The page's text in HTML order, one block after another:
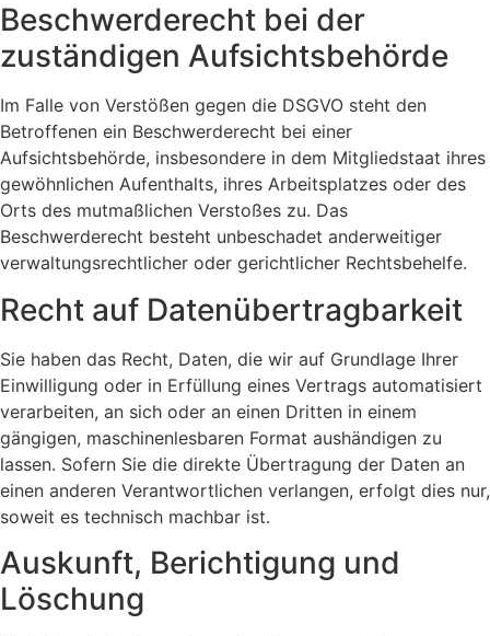
Beschwerde­recht bei der
zuständigen Aufsichts­behörde
Im Falle von Verstößen gegen die DSGVO steht den
Betroffenen ein Beschwerderecht bei einer
Aufsichtsbehörde, insbesondere in dem Mitgliedstaat ihres
gewöhnlichen Aufenthalts, ihres Arbeitsplatzes oder des
Orts des mutmaßlichen Verstoßes zu. Das
Beschwerderecht besteht unbeschadet anderweitiger
verwaltungsrechtlicher oder gerichtlicher Rechtsbehelfe.
Recht auf Daten­übertrag­barkeit
Sie haben das Recht, Daten, die wir auf Grundlage Ihrer
Einwilligung oder in Erfüllung eines Vertrags automatisiert
verarbeiten, an sich oder an einen Dritten in einem
gängigen, maschinenlesbaren Format aushändigen zu
lassen. Sofern Sie die direkte Übertragung der Daten an
einen anderen Verantwortlichen verlangen, erfolgt dies nur,
soweit es technisch machbar ist.
Auskunft, Berichtigung und
Löschung